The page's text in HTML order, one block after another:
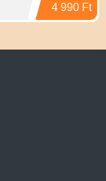
több krómot
4 990 Ft